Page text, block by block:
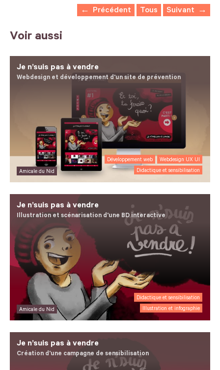
Voir aussi
← Précédent Tous Suivant →
Je n’suis pas à vendre
Webdesign et développement d'un site de prévention
Amicale du Nid
Webdesign UX UI
Développement web
Didactique et sensibilisation
Je n’suis pas à vendre
Illustration et scénarisation d'une BD interactive
Amicale du Nid
Didactique et sensibilisation
Illustration et infographie
Je n’suis pas à vendre
Création d'une campagne de sensibilisation